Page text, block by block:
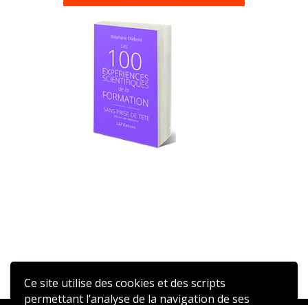
Ce site utilise des cookies et des scripts
permettant l’analyse de la navigation de ses